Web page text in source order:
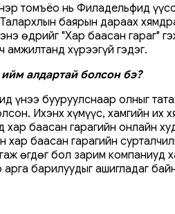
томъёо нь Филадельфид
баярын дараах
өдрийг "Хар баасан гараг"
хүрээгүй гэдэг.
алдартай болсон бэ?
үнээ бууруулснаар олныг
Ихэнх хүмүүс, хамгийн их
хар баасан гарагийн онлайн
хар баасан гарагийн
өгдөг бол зарим компаниуд
барилуудыг ашигладаг